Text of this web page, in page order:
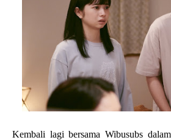
Kembali lagi bersama Wibusubs